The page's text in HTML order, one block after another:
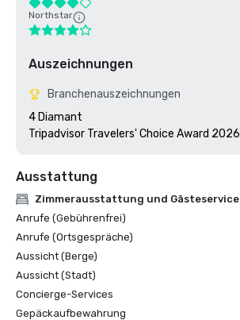
Northstar
Auszeichnungen
Branchenauszeichnungen
4 Diamant
Tripadvisor Travelers' Choice Award 2026
Ausstattung
Zimmerausstattung und Gästeservice
Anrufe (Gebührenfrei)
Anrufe (Ortsgespräche)
Aussicht (Berge)
Aussicht (Stadt)
Concierge-Services
Gepäckaufbewahrung